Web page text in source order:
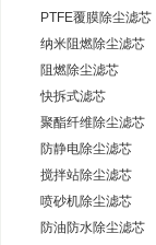
PTFE覆膜除尘滤芯
纳米阻燃除尘滤芯
阻燃除尘滤芯
快拆式滤芯
聚酯纤维除尘滤芯
防静电除尘滤芯
搅拌站除尘滤芯
喷砂机除尘滤芯
防油防水除尘滤芯